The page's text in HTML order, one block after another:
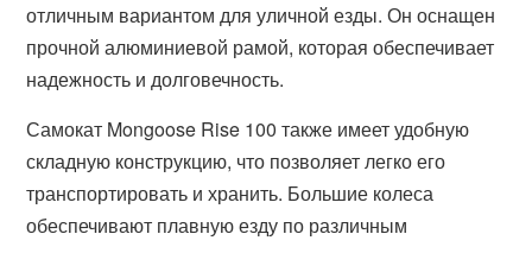
отличным вариантом для уличной езды. Он оснащен
прочной алюминиевой рамой, которая обеспечивает
надежность и долговечность.
Самокат Mongoose Rise 100 также имеет удобную
складную конструкцию, что позволяет легко его
транспортировать и хранить. Большие колеса
обеспечивают плавную езду по различным